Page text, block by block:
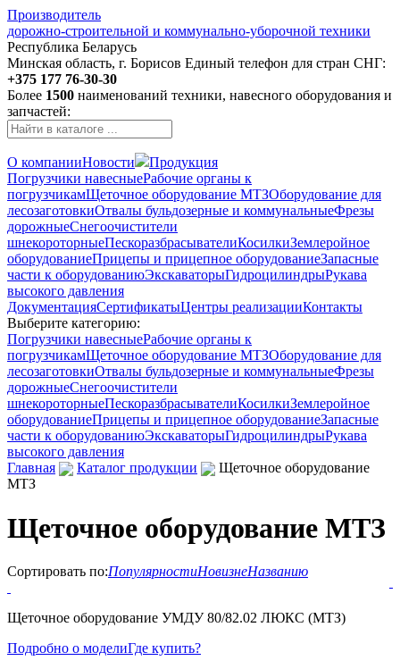
Производитель
дорожно-строительной и коммунально-уборочной техники
Республика Беларусь
Минская область, г. Борисов Единый телефон для стран СНГ:
+375 177 76-30-30
Более 1500 наименований техники, навесного оборудования и
запчастей:
О компанииНовости
Продукция
Погрузчики навесныеРабочие органы к
погрузчикамЩеточное оборудование МТЗОборудование для
лесозаготовкиОтвалы бульдозерные и коммунальныеФрезы
дорожныеСнегоочистители
шнекороторныеПескоразбрасывателиКосилкиЗемлеройное
оборудованиеПрицепы и прицепное оборудованиеЗапасные
части к оборудованиюЭкскаваторыГидроцилиндрыРукава
высокого давления
ДокументацияСертификатыЦентры реализацииКонтакты
Выберите категорию:
Погрузчики навесныеРабочие органы к
погрузчикамЩеточное оборудование МТЗОборудование для
лесозаготовкиОтвалы бульдозерные и коммунальныеФрезы
дорожныеСнегоочистители
шнекороторныеПескоразбрасывателиКосилкиЗемлеройное
оборудованиеПрицепы и прицепное оборудованиеЗапасные
части к оборудованиюЭкскаваторыГидроцилиндрыРукава
высокого давления
Главная
Каталог продукции
Щеточное оборудование
МТЗ
Щеточное оборудование МТЗ
Сортировать по:ПопулярностиНовизнеНазванию
Щеточное оборудование УМДУ 80/82.02 ЛЮКС (МТЗ)
Подробно о моделиГде купить?